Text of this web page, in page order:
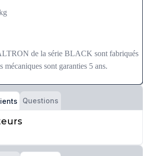
de la série BLACK sont fabriqués
mécaniques sont garanties 5 ans.
Questions